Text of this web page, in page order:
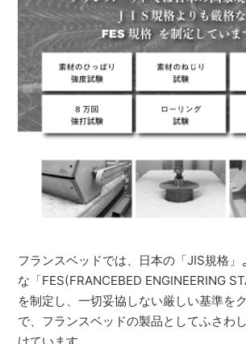
フランスベッドでは、日本の「JIS規格」
な「FES(FRANCEBED ENGINEERING
を制定し、一切妥協しない厳しい基準を
で、フランスベッドの製品としてふさわ